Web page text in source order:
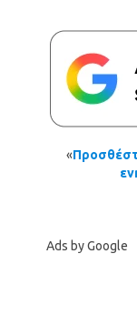
«
Ads by Google